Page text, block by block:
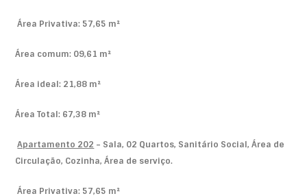
Área Privativa: 57,65 m²
Área comum: 09,61 m²
Área ideal: 21,88 m²
Área Total: 67,38 m²
Apartamento 202 – Sala, 02 Quartos, Sanitário Social, Área de
Circulação, Cozinha, Área de serviço.
Área Privativa: 57,65 m²